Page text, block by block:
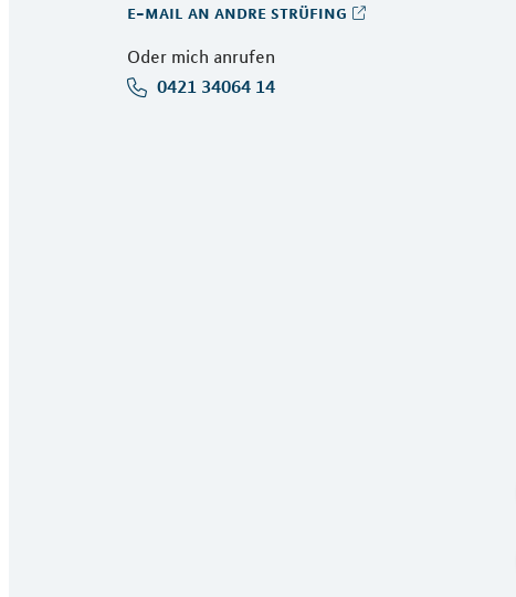
e-mail an andre strüfing
Oder mich anrufen
0421 34064 14